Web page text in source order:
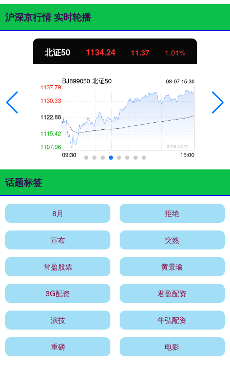
沪深京行情 实时轮播
北证50 1134.24 11.37 1.01%
话题标签
8月 拒绝
宣布 突然
常盈股票 黄景瑜
3G配资 君盈配资
演技 牛弘配资
重磅 电影